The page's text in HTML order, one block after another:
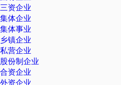
三资企业
集体企业
集体事业
乡镇企业
私营企业
股份制企业
合资企业
外资企业